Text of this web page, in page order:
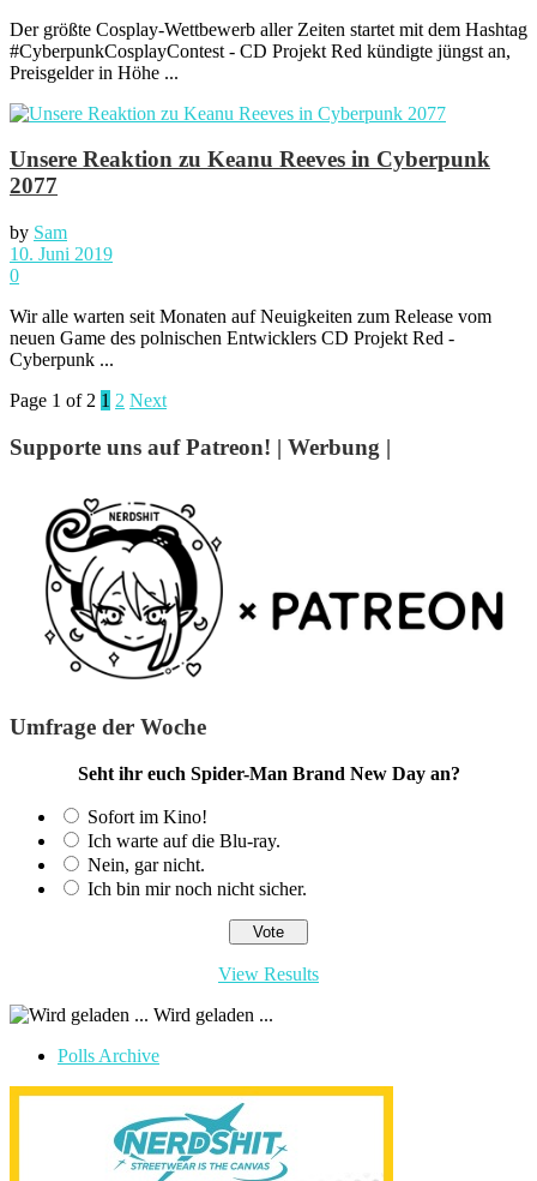
Der größte Cosplay-Wettbewerb aller Zeiten startet mit dem Hashtag
#CyberpunkCosplayContest - CD Projekt Red kündigte jüngst an,
Preisgelder in Höhe ...
Unsere Reaktion zu Keanu Reeves in Cyberpunk
2077
by Sam
10. Juni 2019
0
Wir alle warten seit Monaten auf Neuigkeiten zum Release vom
neuen Game des polnischen Entwicklers CD Projekt Red -
Cyberpunk ...
Page 1 of 2 1 2 Next
Supporte uns auf Patreon! | Werbung |
Umfrage der Woche
Seht ihr euch Spider-Man Brand New Day an?
Sofort im Kino!
Ich warte auf die Blu-ray.
Nein, gar nicht.
Ich bin mir noch nicht sicher.
View Results
Wird geladen ...
Polls Archive